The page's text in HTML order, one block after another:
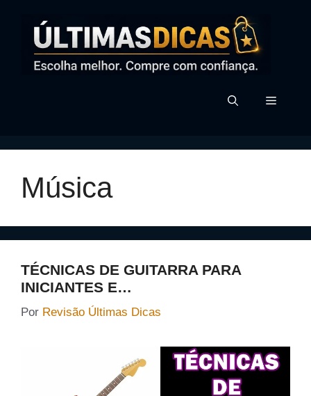
conteúdo
MENU
Música
TÉCNICAS DE GUITARRA PARA
INICIANTES E…
Por Revisão Últimas Dicas